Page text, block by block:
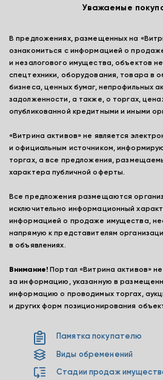
Уважаемые
В предложениях, размещенных на
ознакомиться с информацией о
и незалогового имущества, объектов
спецтехники, оборудования, товара в
бизнеса, ценных бумаг, непрофильных
задолженности, а также, о торгах,
опубликованной кредитными и иными
«Витрина активов» не является
и официальным источником,
торгах, а все предложения,
характера публичной оферты.
Все предложения размещаются
исключительно информационный
информацией о продаже имущества,
напрямую к представителям
в объявлениях.
Внимание! Портал «Витрина активов»
за информацию, указанную в
информацию о проводимых торгах,
и других форм позиционирования
Памятка покупателю
Виды обременений
Стадии продаж